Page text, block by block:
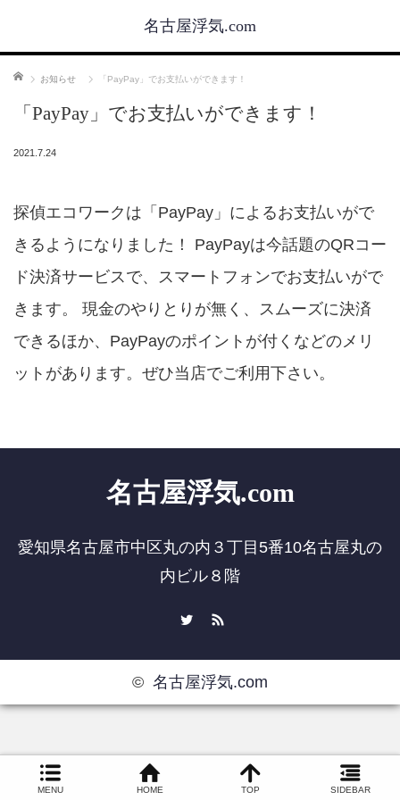
名古屋浮気.com
ホーム お知らせ 「PayPay」でお支払いができます！
「PayPay」でお支払いができます！
2021.7.24
探偵エコワークは「PayPay」によるお支払いがで
きるようになりました！ PayPayは今話題のQRコー
ド決済サービスで、スマートフォンでお支払いがで
きます。 現金のやりとりが無く、スムーズに決済
できるほか、PayPayのポイントが付くなどのメリ
ットがあります。ぜひ当店でご利用下さい。
名古屋浮気.com
愛知県名古屋市中区丸の内３丁目5番10名古屋丸の
内ビル８階
MENU HOME TOP SIDEBAR
© 名古屋浮気.com